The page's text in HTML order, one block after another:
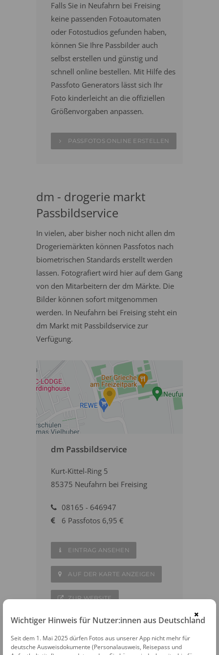
Falls Sie in Neufahrn bei Freising
keine passenden Fotoautomaten
oder Fotostudios gefunden haben,
können Sie Ihre Passbilder auch
selbst erstellen und günstig und
schnell online bestellen. Mit Hilfe des
Passfoto Generators lässt sich Ihr
Foto kinderleicht an die offiziellen
Größenvorgaben anpassen.
PASSFOTOS ONLINE ERSTELLEN
dm - drogerie markt
Passbildservice
In vielen, aber bisher noch nicht allen dm
Drogeriemärkten können Passfotos nach
biometrischen Standards erstellt werden
lassen. Fotografiert wird hier auf dem Gang
von den Mitarbeitern der dm Märkte. Die
Bilder können sofort mitgenommen
werden. In Neufahrn bei Freising steht ein
dm Markt mit Passbildservice zur
Verfügung.
dm Passbildservice
Kurt-Kittel-Ring 5
85375 Neufahrn bei Freising
08165 - 646947
6 Passfotos 6,95 €
EINTRAG ANSEHEN
AUF DER KARTE ANZEIGEN
ZUR WEBSITE
×
Wichtiger Hinweis für Nutzer:innen aus Deutschland
Seit dem 1. Mai 2025 dürfen Fotos aus unserer App nicht mehr für
deutsche Ausweisdokumente (Personalausweis, Reisepass und